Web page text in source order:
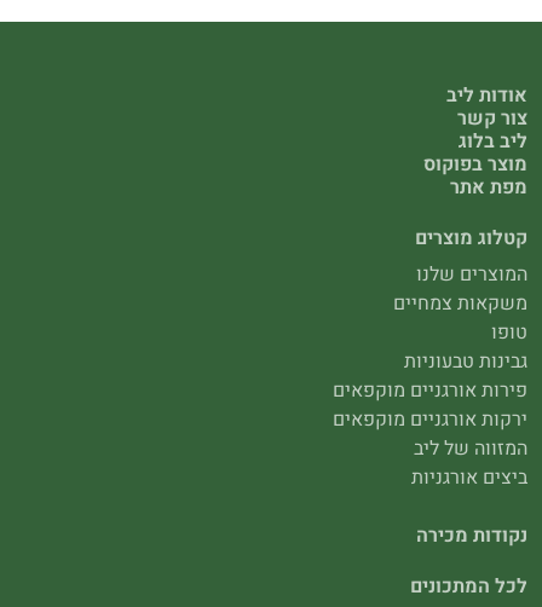
אודות ליב
צור קשר
ליב בלוג
מוצר בפוקוס
מפת אתר
קטלוג מוצרים
המוצרים שלנו
משקאות צמחיים
טופו
גבינות טבעוניות
פירות אורגניים מוקפאים
ירקות אורגניים מוקפאים
המזווה של ליב
ביצים אורגניות
נקודות מכירה
לכל המתכונים